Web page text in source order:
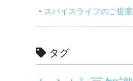
スパイスライフのご提案
タグ